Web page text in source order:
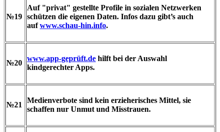
№19
Auf "privat" gestellte Profile in sozialen Netzwerken
schützen die eigenen Daten. Infos dazu gibt’s auch
aufwww.schau-hin.info.
№20
www.app-geprüft.de hilft bei der Auswahl
kindgerechter Apps.
№21
Medienverbote sind kein erzieherisches Mittel, sie
schaffen nur Unmut und Misstrauen.